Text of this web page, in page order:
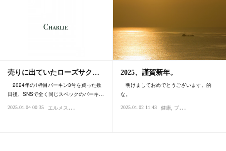
売りに出ていたローズサク…
2024年の1枠目バーキン3号を買った数
日後、SNSで全く同じスペックのバーキ…
2025.01.04 00:35 エ
ルメス・エルパト・ロレックス 買い物・デパート
2025、謹賀新年。
明けましておめでとうございます。的
な。
2025.01.02 11:43 健康 ブログ・日記